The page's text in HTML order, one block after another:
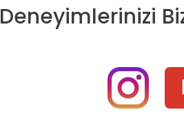
Deneyimlerinizi